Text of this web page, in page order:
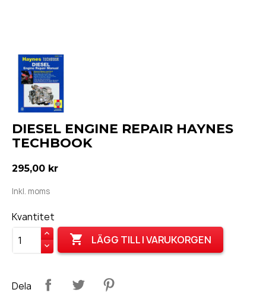
DIESEL ENGINE REPAIR HAYNES
TECHBOOK
295,00 kr
Inkl. moms
Kvantitet
 LÄGG TILL I VARUKORGEN
Dela